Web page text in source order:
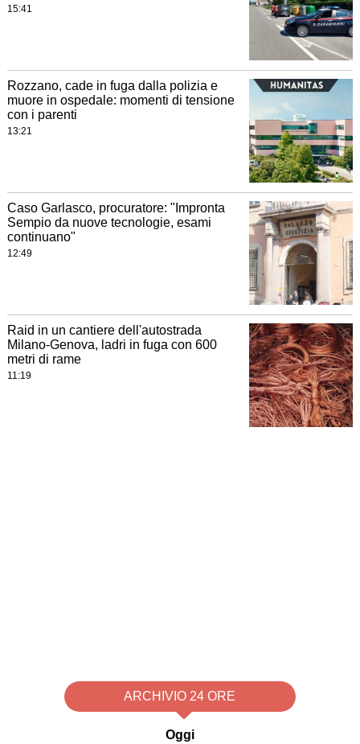
15:41
Rozzano, cade in fuga dalla polizia e
muore in ospedale: momenti di tensione
con i parenti
13:21
Caso Garlasco, procuratore: "Impronta
Sempio da nuove tecnologie, esami
continuano"
12:49
Raid in un cantiere dell'autostrada
Milano-Genova, ladri in fuga con 600
metri di rame
11:19
ARCHIVIO 24 ORE
Oggi